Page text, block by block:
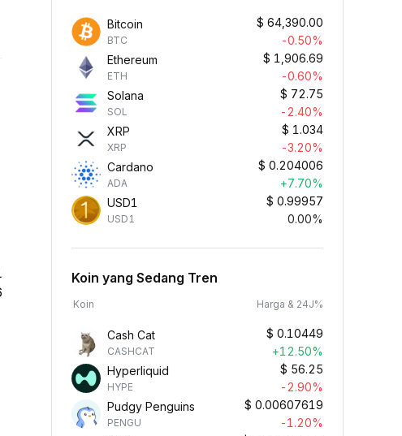
Bitcoin
BTC
$ 64,390.00
-0.50%
Ethereum
ETH
$ 1,906.69
-0.60%
Solana
SOL
$ 72.75
-2.40%
XRP
XRP
$ 1.034
-3.20%
Cardano
ADA
$ 0.204006
+7.70%
USD1
USD1
$ 0.99957
0.00%
Koin yang Sedang Tren
Koin Harga & 24J%
Cash Cat
CASHCAT
$ 0.10449
+12.50%
Hyperliquid
HYPE
$ 56.25
-2.90%
Pudgy Penguins
PENGU
$ 0.00607619
-1.20%